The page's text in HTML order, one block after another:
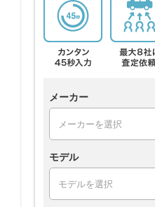
メーカー
モデル